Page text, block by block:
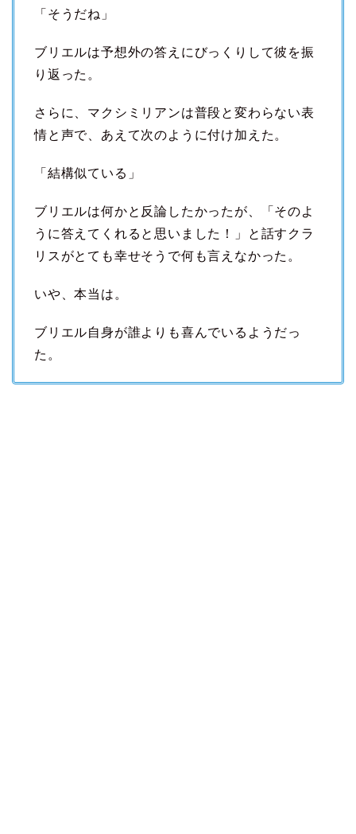
「そうだね」
ブリエルは予想外の答えにびっくりして彼を振
り返った。
さらに、マクシミリアンは普段と変わらない表
情と声で、あえて次のように付け加えた。
「結構似ている」
ブリエルは何かと反論したかったが、「そのよ
うに答えてくれると思いました！」と話すクラ
リスがとても幸せそうで何も言えなかった。
いや、本当は。
ブリエル自身が誰よりも喜んでいるようだっ
た。